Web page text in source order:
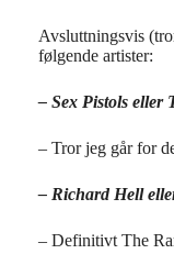
Avsluttningsvis
følgende artister:
– Sex Pistols eller
– Tror jeg går for
– Richard Hell
– Definitivt The